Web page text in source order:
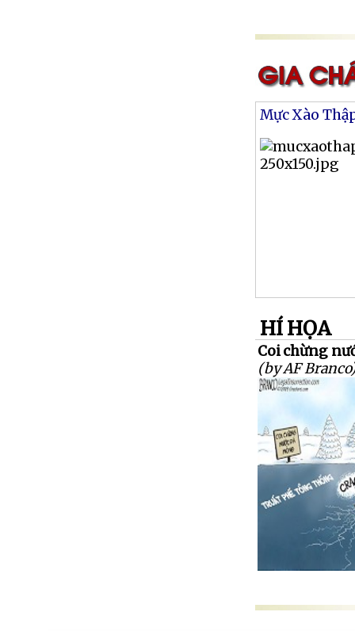
Mực Xào
HÍ HỌA
Coi chừng
(by AF